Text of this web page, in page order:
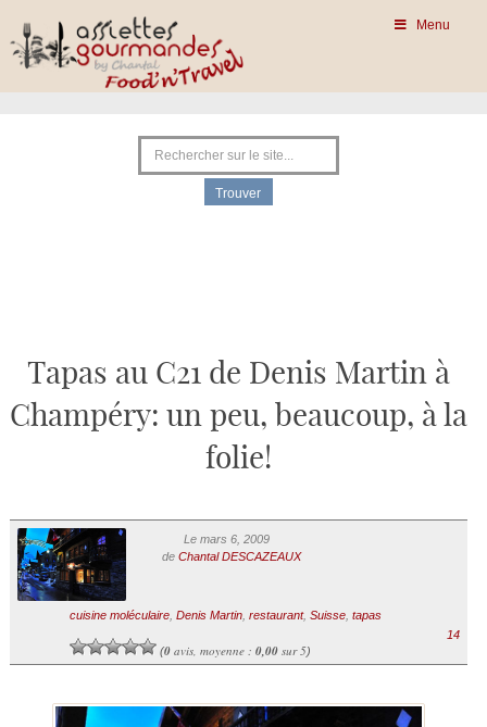
Menu
Tapas au C21 de Denis Martin à
Champéry: un peu, beaucoup, à la
folie!
Le mars 6, 2009
de Chantal DESCAZEAUX
cuisine moléculaire, Denis Martin, restaurant, Suisse, tapas
(0avis, moyenne : 0,00sur 5)
14